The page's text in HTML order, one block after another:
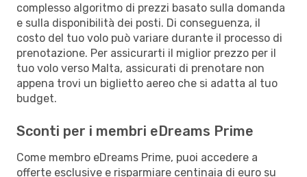
complesso algoritmo di prezzi basato sulla domanda
e sulla disponibilità dei posti. Di conseguenza, il
costo del tuo volo può variare durante il processo di
prenotazione. Per assicurarti il miglior prezzo per il
tuo volo verso Malta, assicurati di prenotare non
appena trovi un biglietto aereo che si adatta al tuo
budget.
Sconti per i membri eDreams Prime
Come membro eDreams Prime, puoi accedere a
offerte esclusive e risparmiare centinaia di euro su